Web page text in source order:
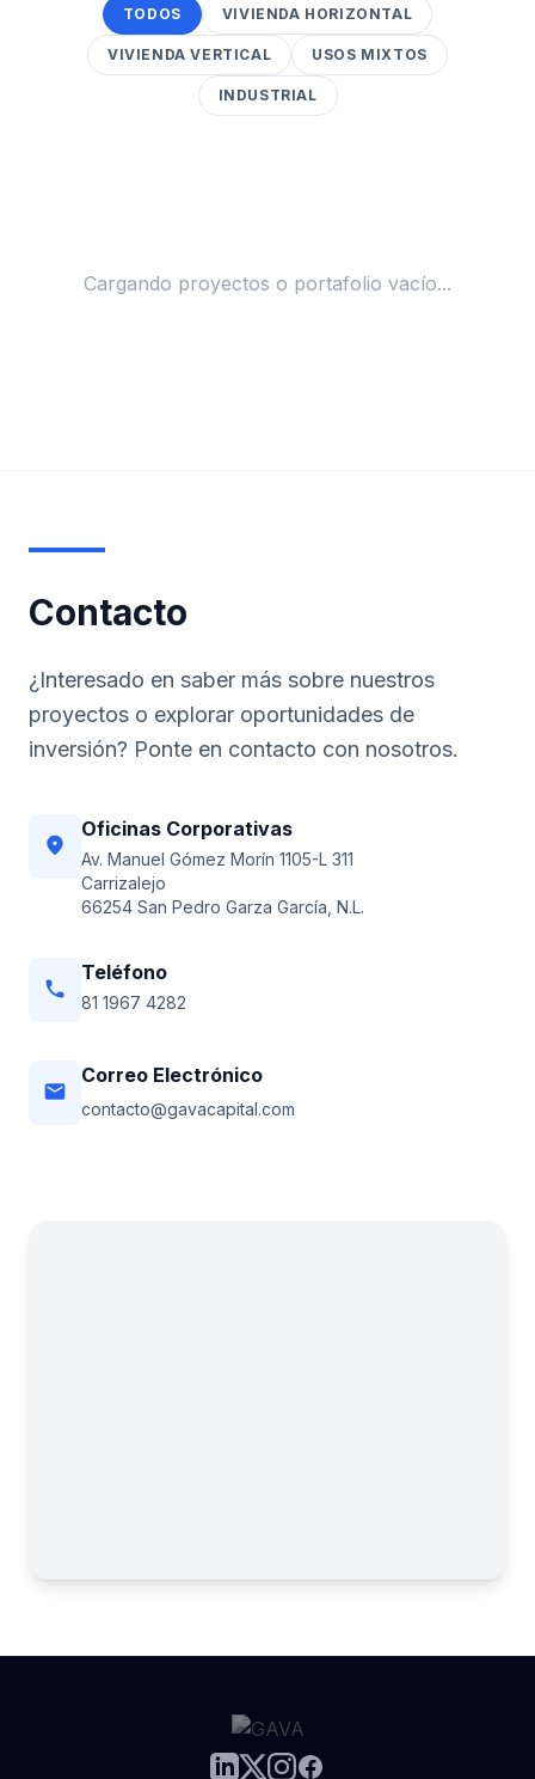
TODOS VIVIENDA HORIZONTAL
VIVIENDA VERTICAL USOS MIXTOS
INDUSTRIAL
Cargando proyectos o portafolio vacío...
Contacto
¿Interesado en saber más sobre nuestros
proyectos o explorar oportunidades de
inversión? Ponte en contacto con nosotros.
location_on
Oficinas Corporativas
Av. Manuel Gómez Morín 1105-L 311
Carrizalejo
66254 San Pedro Garza García, N.L.
phone
Teléfono
81 1967 4282
email
Correo Electrónico
contacto@gavacapital.com